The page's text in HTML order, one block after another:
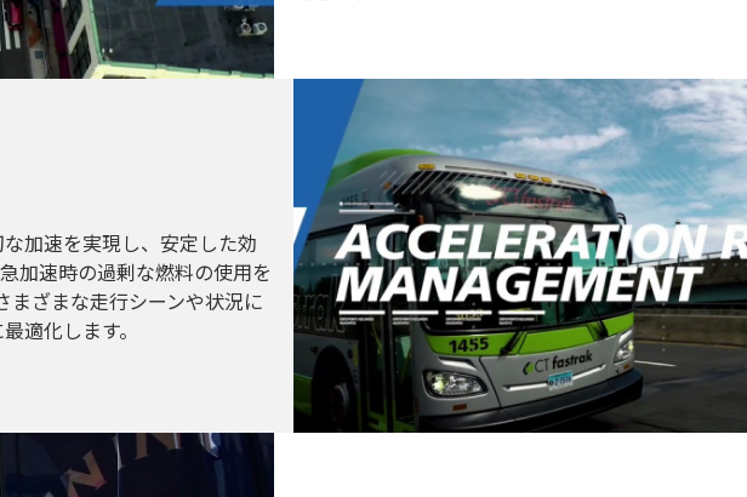
加速を実現し、安定した効
加速時の過剰な燃料の使用を
まざまな走行シーンや状況に
適化します。